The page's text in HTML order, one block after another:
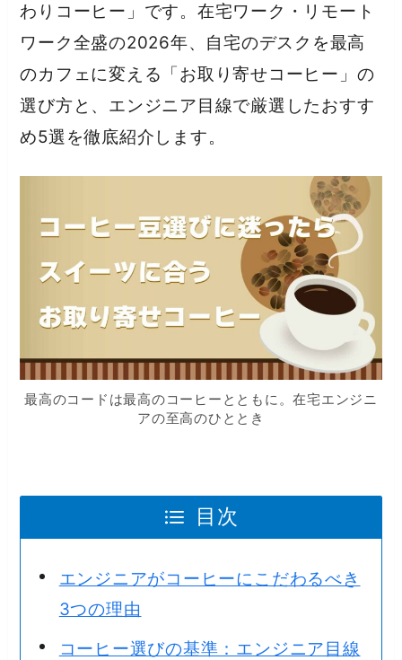
わりコーヒー」です。在宅ワーク・リモート
ワーク全盛の2026年、自宅のデスクを最高
のカフェに変える「お取り寄せコーヒー」の
選び方と、エンジニア目線で厳選したおすす
め5選を徹底紹介します。
最高のコードは最高のコーヒーとともに。在宅エンジニ
アの至高のひととき
目次
エンジニアがコーヒーにこだわるべき
3つの理由
コーヒー選びの基準：エンジニア目線